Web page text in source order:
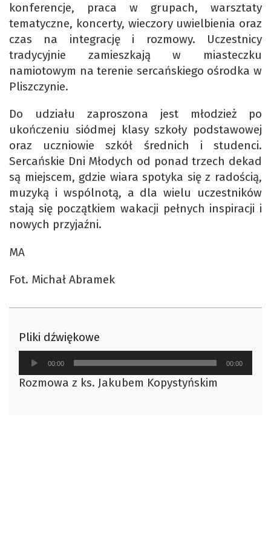
konferencje, praca w grupach, warsztaty
tematyczne, koncerty, wieczory uwielbienia oraz
czas na integrację i rozmowy. Uczestnicy
tradycyjnie zamieszkają w miasteczku
namiotowym na terenie sercańskiego ośrodka w
Pliszczynie.
Do udziału zaproszona jest młodzież po
ukończeniu siódmej klasy szkoły podstawowej
oraz uczniowie szkół średnich i studenci.
Sercańskie Dni Młodych od ponad trzech dekad
są miejscem, gdzie wiara spotyka się z radością,
muzyką i wspólnotą, a dla wielu uczestników
stają się początkiem wakacji pełnych inspiracji i
nowych przyjaźni.
MA
Fot. Michał Abramek
Pliki dźwiękowe
Odtwarzacz
plików
dźwiękowych
00:00 00:00
Rozmowa z ks. Jakubem Kopystyńskim